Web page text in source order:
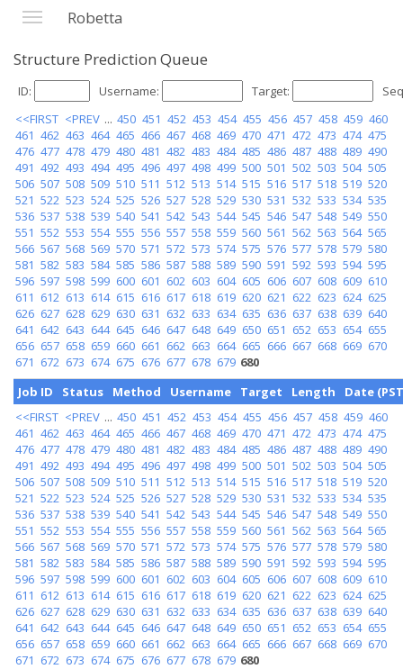
Robetta
Structure Prediction Queue
ID: Username: Target:
<<FIRST <PREV ... 450 451 452 453 454 455 456 457 458 459 460
461 462 463 464 465 466 467 468 469 470 471 472 473 474 475
476 477 478 479 480 481 482 483 484 485 486 487 488 489 490
491 492 493 494 495 496 497 498 499 500 501 502 503 504 505
506 507 508 509 510 511 512 513 514 515 516 517 518 519 520
521 522 523 524 525 526 527 528 529 530 531 532 533 534 535
536 537 538 539 540 541 542 543 544 545 546 547 548 549 550
551 552 553 554 555 556 557 558 559 560 561 562 563 564 565
566 567 568 569 570 571 572 573 574 575 576 577 578 579 580
581 582 583 584 585 586 587 588 589 590 591 592 593 594 595
596 597 598 599 600 601 602 603 604 605 606 607 608 609 610
611 612 613 614 615 616 617 618 619 620 621 622 623 624 625
626 627 628 629 630 631 632 633 634 635 636 637 638 639 640
641 642 643 644 645 646 647 648 649 650 651 652 653 654 655
656 657 658 659 660 661 662 663 664 665 666 667 668 669 670
671 672 673 674 675 676 677 678 679 680
Job ID
Status Method Username Target Length
Date
<<FIRST <PREV ... 450 451 452 453 454 455 456 457 458 459 460
461 462 463 464 465 466 467 468 469 470 471 472 473 474 475
476 477 478 479 480 481 482 483 484 485 486 487 488 489 490
491 492 493 494 495 496 497 498 499 500 501 502 503 504 505
506 507 508 509 510 511 512 513 514 515 516 517 518 519 520
521 522 523 524 525 526 527 528 529 530 531 532 533 534 535
536 537 538 539 540 541 542 543 544 545 546 547 548 549 550
551 552 553 554 555 556 557 558 559 560 561 562 563 564 565
566 567 568 569 570 571 572 573 574 575 576 577 578 579 580
581 582 583 584 585 586 587 588 589 590 591 592 593 594 595
596 597 598 599 600 601 602 603 604 605 606 607 608 609 610
611 612 613 614 615 616 617 618 619 620 621 622 623 624 625
626 627 628 629 630 631 632 633 634 635 636 637 638 639 640
641 642 643 644 645 646 647 648 649 650 651 652 653 654 655
656 657 658 659 660 661 662 663 664 665 666 667 668 669 670
671 672 673 674 675 676 677 678 679 680